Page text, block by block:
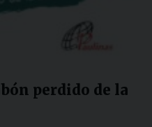
perdido de la